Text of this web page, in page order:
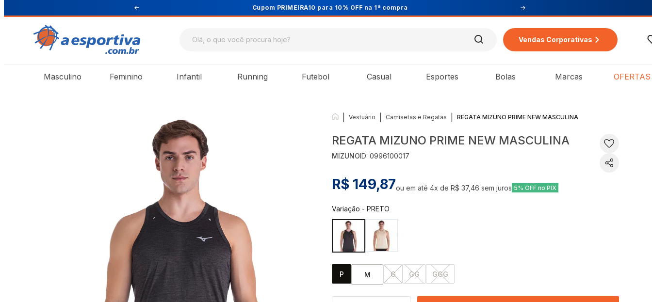
Cupom PRIMEIRA10 para 10% OFF na 1ª compra
Vendas Corporativas
Masculino Feminino Infantil Running Futebol Casual Esportes Bolas Marcas OFERTAS
Vestuário Camisetas e Regatas REGATA MIZUNO PRIME NEW MASCULINA
REGATA MIZUNO PRIME NEW MASCULINA
MIZUNOID:0996100017
R$ 149,87ou em até4x deR$ 37,46 sem juros 5% OFF no PIX
Variação -PRETO
P M G GG GGG